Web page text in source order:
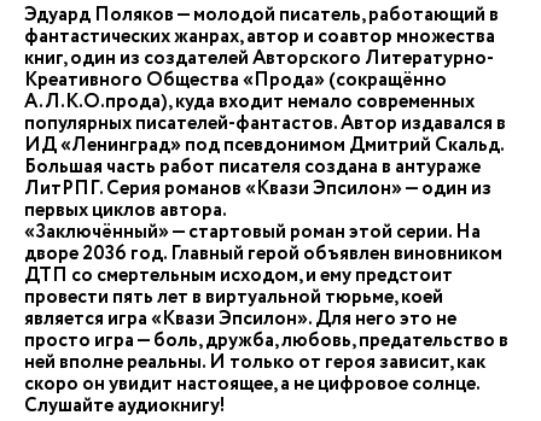
Эдуард Поляков — молодой писатель, работающий в
фантастических жанрах, автор и соавтор множества
книг, один из создателей Авторского Литературно-
Креативного Общества «Прода» (сокращённо
А.Л.К.О.прода), куда входит немало современных
популярных писателей-фантастов. Автор издавался в
ИД «Ленинград» под псевдонимом Дмитрий Скальд.
Большая часть работ писателя создана в антураже
ЛитРПГ. Серия романов «Квази Эпсилон» — один из
первых циклов автора.
«Заключённый» — стартовый роман этой серии. На
дворе 2036 год. Главный герой объявлен виновником
ДТП со смертельным исходом, и ему предстоит
провести пять лет в виртуальной тюрьме, коей
является игра «Квази Эпсилон». Для него это не
просто игра — боль, дружба, любовь, предательство в
ней вполне реальны. И только от героя зависит, как
скоро он увидит настоящее, а не цифровое солнце.
Слушайте аудиокнигу!